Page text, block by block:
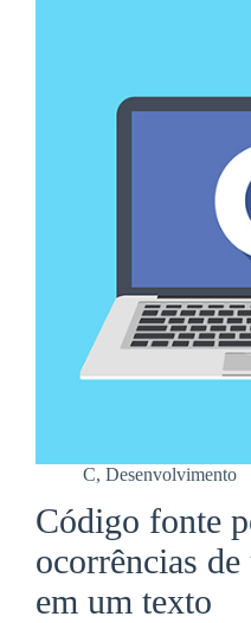
C, Desenvolvimento
Código fonte
ocorrências
em um texto